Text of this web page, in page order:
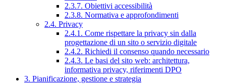
2.3.7. Obiettivi accessibilità
2.3.8. Normativa e approfondimenti
2.4. Privacy
2.4.1. Come rispettare la privacy sin dalla
progettazione di un sito o servizio digitale
2.4.2. Richiedi il consenso quando necessario
2.4.3. Le basi del sito web: architettura,
informativa privacy, riferimenti DPO
3. Pianificazione, gestione e strategia